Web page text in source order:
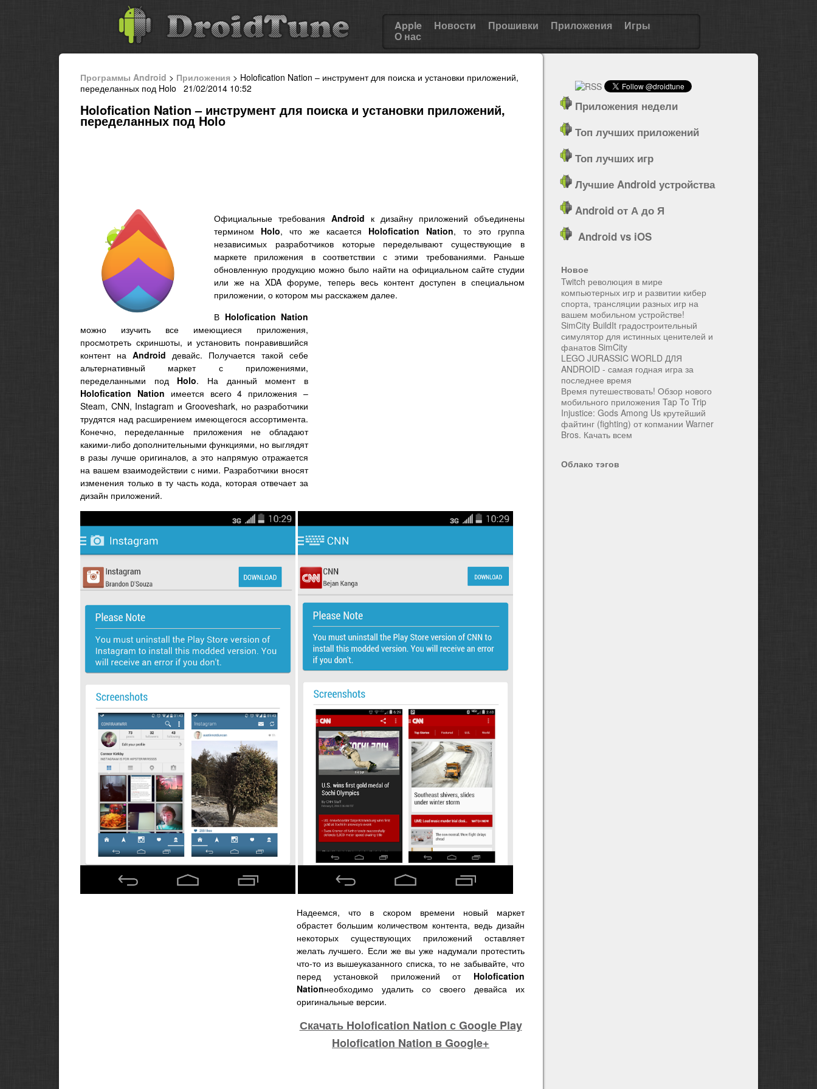
Apple Новости Прошивки Приложения Игры
О нас
Программы Android > Приложения > Holofication Nation – инструмент для поиска и установки приложений,
переделанных под Holo 21/02/2014 10:52
Holofication Nation – инструмент для поиска и установки приложений,
переделанных под Holo
Официальные требования Android к дизайну приложений объединены
термином Holo, что же касается Holofication Nation, то это группа
независимых разработчиков которые переделывают существующие в
маркете приложения в соответствии с этими требованиями. Раньше
обновленную продукцию можно было найти на официальном сайте студии
или же на XDA форуме, теперь весь контент доступен в специальном
приложении, о котором мы расскажем далее.
В Holofication Nation
можно изучить все имеющиеся приложения,
просмотреть скриншоты, и установить понравившийся
контент на Android девайс. Получается такой себе
альтернативный маркет с приложениями,
переделанными под Holo. На данный момент в
Holofication Nation имеется всего 4 приложения –
Steam, CNN, Instagram и Grooveshark, но разработчики
трудятся над расширением имеющегося ассортимента.
Конечно, переделанные приложения не обладают
какими-либо дополнительными функциями, но выглядят
в разы лучше оригиналов, а это напрямую отражается
на вашем взаимодействии с ними. Разработчики вносят
изменения только в ту часть кода, которая отвечает за
дизайн приложений.
Надеемся, что в скором времени новый маркет
обрастет большим количеством контента, ведь дизайн
некоторых существующих приложений оставляет
желать лучшего. Если же вы уже надумали протестить
что-то из вышеуказанного списка, то не забывайте, что
перед установкой приложений от Holofication
Nationнеобходимо удалить со своего девайса их
оригинальные версии.
Скачать Holofication Nation с Google Play
Holofication Nation в Google+
Приложения недели
Топ лучших приложений
Топ лучших игр
Лучшие Android устройства
Android от А до Я
Android vs iOS
Новое
Twitch революция в мире
компьютерных игр и развитии кибер
спорта, трансляции разных игр на
вашем мобильном устройстве!
SimCity BuildIt градостроительный
симулятор для истинных ценителей и
фанатов SimCity
LEGO JURASSIC WORLD ДЛЯ
ANDROID - самая годная игра за
последнее время
Время путешествовать! Обзор нового
мобильного приложения Tap To Trip
Injustice: Gods Among Us крутейший
файтинг (fighting) от копмании Warner
Bros. Качать всем
Облако тэгов